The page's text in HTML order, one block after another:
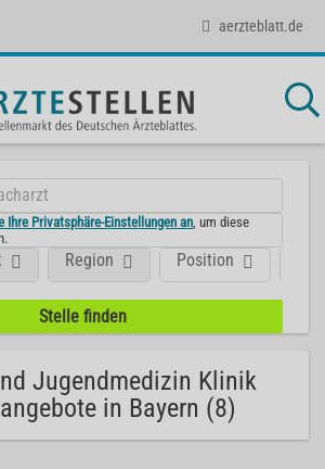
aerzteblatt.de
Ihre Privatsphäre-Einstellungen an , um diese
Position
Region
Jugendmedizin Klinik
in Bayern (8)